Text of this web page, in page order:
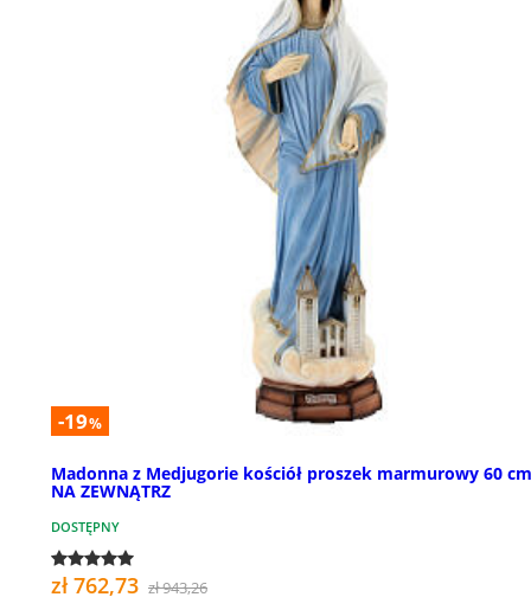
-19%
Madonna z Medjugorie kościół proszek marmurowy 60
NA ZEWNĄTRZ
DOSTĘPNY
zł 762,73 zł 943,26